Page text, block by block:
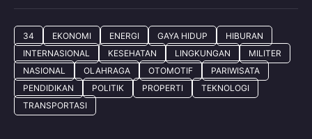
34 EKONOMI ENERGI GAYA HIDUP
HIBURAN
INTERNASIONAL
KESEHATAN LINGKUNGAN
MILITER
NASIONAL
OLAHRAGA OTOMOTIF
PARIWISATA
PENDIDIKAN
POLITIK PROPERTI
TEKNOLOGI
TRANSPORTASI